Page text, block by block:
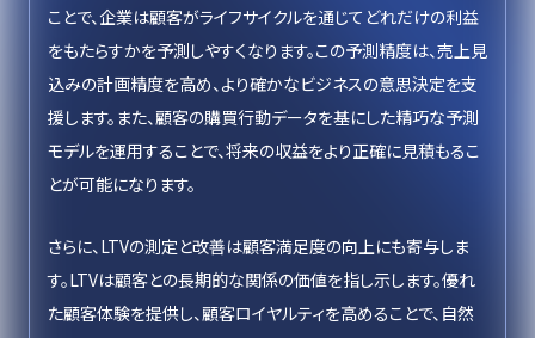
ことで、企業は顧客がライフサイクルを通じてどれだけの利益
をもたらすかを予測しやすくなります。この予測精度は、売上見
込みの計画精度を高め、より確かなビジネスの意思決定を支
援します。また、顧客の購買行動データを基にした精巧な予測
モデルを運用することで、将来の収益をより正確に見積もるこ
とが可能になります。
さらに、LTVの測定と改善は顧客満足度の向上にも寄与しま
す。LTVは顧客との長期的な関係の価値を指し示します。優れ
た顧客体験を提供し、顧客ロイヤルティを高めることで、自然